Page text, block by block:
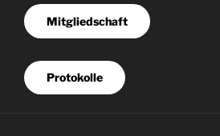
Mitgliedschaft
Protokolle